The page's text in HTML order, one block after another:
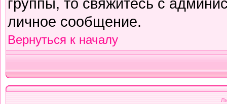
личное сообщение.
Вернуться к началу